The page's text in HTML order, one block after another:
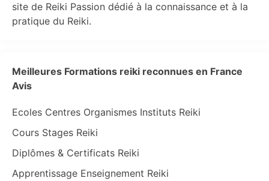
site de Reiki Passion dédié à la connaissance et à la
pratique du Reiki.
Meilleures Formations reiki reconnues en France
Avis
Ecoles Centres Organismes Instituts Reiki
Cours Stages Reiki
Diplômes & Certificats Reiki
Apprentissage Enseignement Reiki